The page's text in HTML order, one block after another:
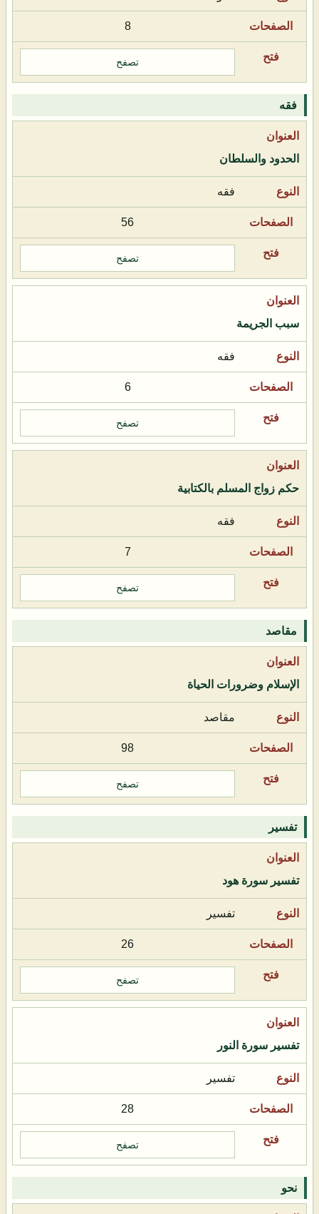
8
تصفح
فقه
الحدود والسلطان
فقه
56
تصفح
سبب الجريمة
فقه
6
تصفح
حكم زواج المسلم بالكتابية
فقه
7
تصفح
مقاصد
الإسلام وضرورات الحياة
مقاصد
98
تصفح
تفسير
تفسير سورة هود
تفسير
26
تصفح
تفسير سورة النور
تفسير
28
تصفح
نحو